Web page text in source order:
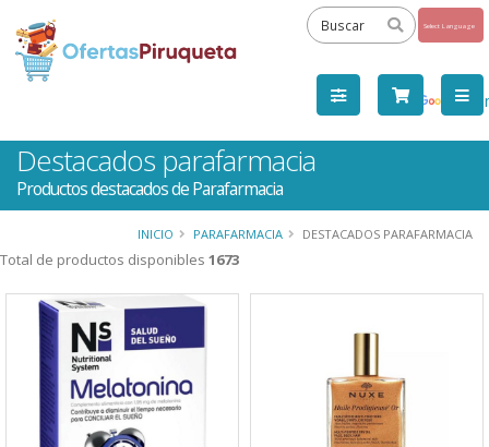
by
Destacados parafarmacia
Productos destacados de Parafarmacia
INICIO PARAFARMACIA DESTACADOS PARAFARMACIA
Total de productos disponibles 1673